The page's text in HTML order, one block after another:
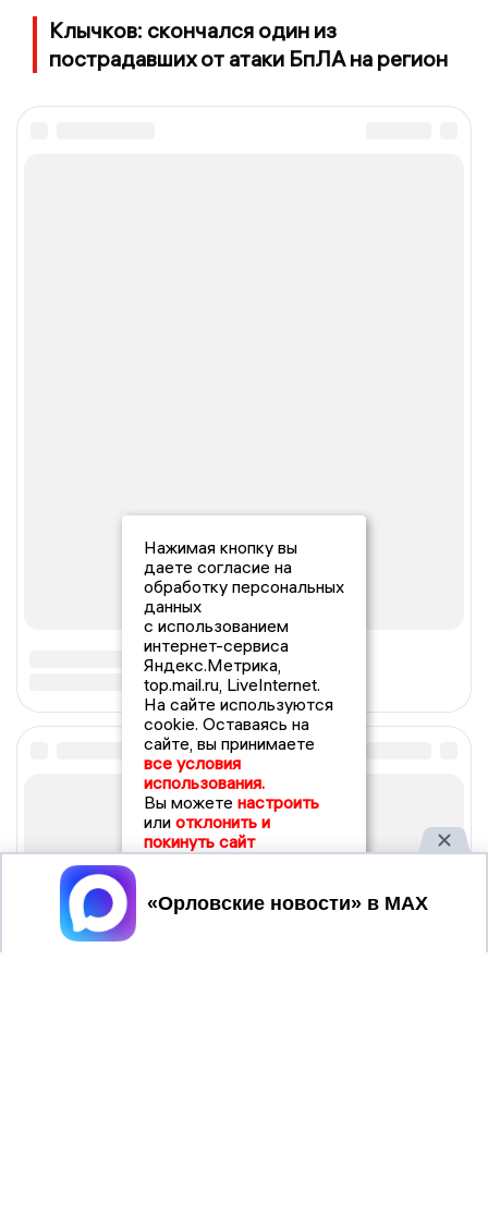
Клычков: скончался один из
пострадавших от атаки БпЛА на регион
Нажимая кнопку вы
даете согласие на
обработку персональных
данных
с использованием
интернет-сервиса
Яндекс.Метрика,
top.mail.ru, LiveInternet.
На сайте используются
cookie. Оставаясь на
сайте, вы принимаете
все условия
использования.
Вы можете настроить
или отклонить и
покинуть сайт
Принять